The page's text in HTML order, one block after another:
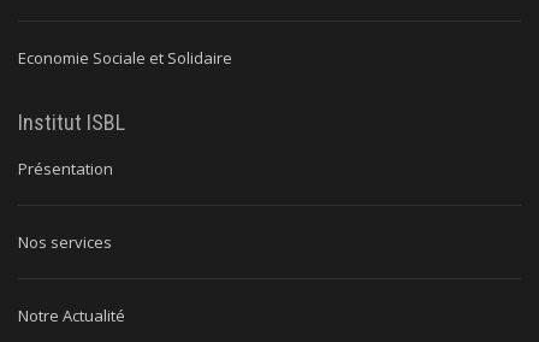
Economie Sociale et Solidaire
Institut ISBL
Présentation
Nos services
Notre Actualité